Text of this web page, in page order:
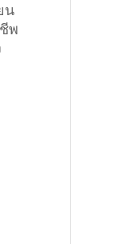
น
พ